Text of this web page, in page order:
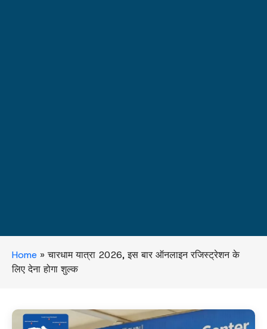
Home »चारधाम यात्रा 2026, इस बार ऑनलाइन रजिस्ट्रेशन के
लिए देना होगा शुल्क